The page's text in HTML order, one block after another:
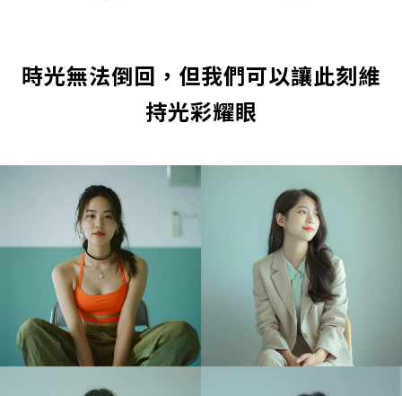
時光無法倒回，但我們可以讓此刻維
持光彩耀眼